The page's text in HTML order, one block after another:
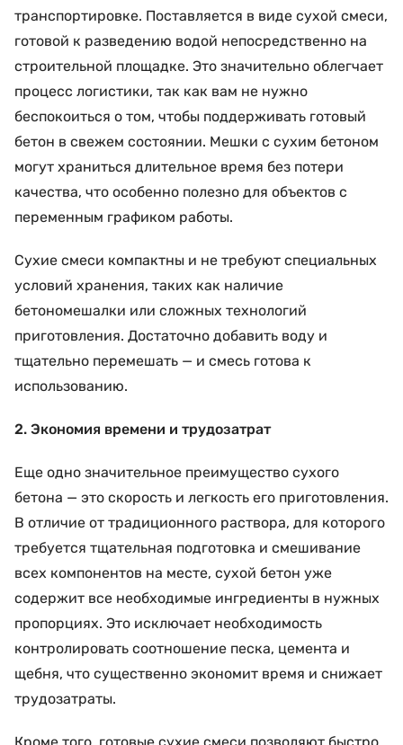
транспортировке. Поставляется в виде сухой смеси,
готовой к разведению водой непосредственно на
строительной площадке. Это значительно облегчает
процесс логистики, так как вам не нужно
беспокоиться о том, чтобы поддерживать готовый
бетон в свежем состоянии. Мешки с сухим бетоном
могут храниться длительное время без потери
качества, что особенно полезно для объектов с
переменным графиком работы.
Сухие смеси компактны и не требуют специальных
условий хранения, таких как наличие
бетономешалки или сложных технологий
приготовления. Достаточно добавить воду и
тщательно перемешать — и смесь готова к
использованию.
2. Экономия времени и трудозатрат
Еще одно значительное преимущество сухого
бетона — это скорость и легкость его приготовления.
В отличие от традиционного раствора, для которого
требуется тщательная подготовка и смешивание
всех компонентов на месте, сухой бетон уже
содержит все необходимые ингредиенты в нужных
пропорциях. Это исключает необходимость
контролировать соотношение песка, цемента и
щебня, что существенно экономит время и снижает
трудозатраты.